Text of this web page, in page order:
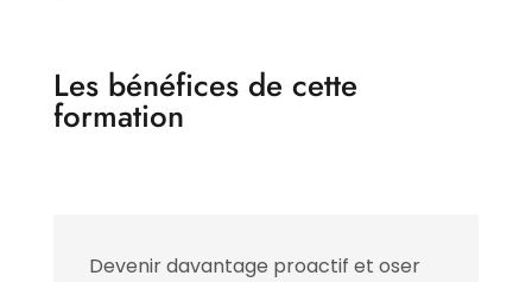
Les bénéfices de cette
formation
Devenir davantage proactif et oser